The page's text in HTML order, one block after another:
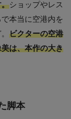
。ショップやレス
本当に空港内を
ビクターの空港
は、本作の大き
脚本